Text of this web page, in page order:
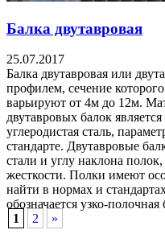
Балка двутавровая
25.07.2017
Балка двутавровая или
профилем, сечение
варьируют от 4м до 12м.
двутавровых балок
углеродистая сталь,
стандарте. Двутавровые
стали и углу наклона
жесткости. Полки имеют
найти в нормах и
обозначается узко-
1
2
»